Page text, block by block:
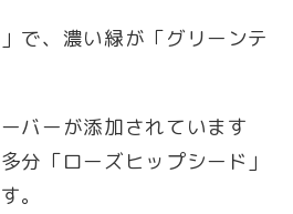
で、濃い緑が「グリーンテ
バーが添加されています
分「ローズヒップシード」
。